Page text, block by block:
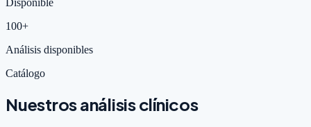
100+
Análisis disponibles
Catálogo
Nuestros análisis clínicos